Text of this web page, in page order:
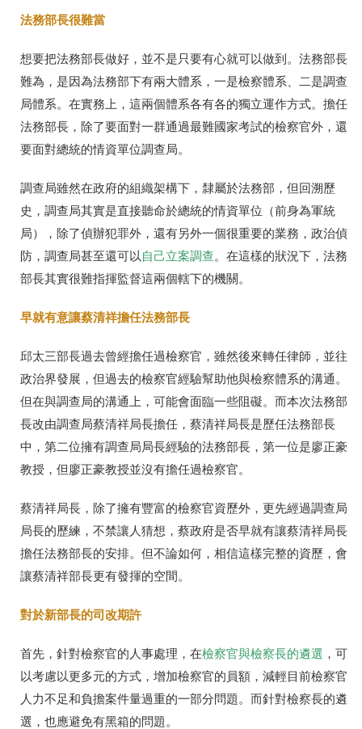
法務部長很難當
想要把法務部長做好，並不是只要有心就可以做到。法務部長
難為，是因為法務部下有兩大體系，一是檢察體系、二是調查
局體系。在實務上，這兩個體系各有各的獨立運作方式。擔任
法務部長，除了要面對一群通過最難國家考試的檢察官外，還
要面對總統的情資單位調查局。
調查局雖然在政府的組織架構下，隸屬於法務部，但回溯歷
史，調查局其實是直接聽命於總統的情資單位（前身為軍統
局），除了偵辦犯罪外，還有另外一個很重要的業務，政治偵
防，調查局甚至還可以 自己立案調查。在這樣的狀況下，法務
部長其實很難指揮監督這兩個轄下的機關。
早就有意讓蔡清祥擔任法務部長
邱太三部長過去曾經擔任過檢察官，雖然後來轉任律師，並往
政治界發展，但過去的檢察官經驗幫助他與檢察體系的溝通。
但在與調查局的溝通上，可能會面臨一些阻礙。而本次法務部
長改由調查局蔡清祥局長擔任，蔡清祥局長是歷任法務部長
中，第二位擁有調查局局長經驗的法務部長，第一位是廖正豪
教授，但廖正豪教授並沒有擔任過檢察官。
蔡清祥局長，除了擁有豐富的檢察官資歷外，更先經過調查局
局長的歷練，不禁讓人猜想，蔡政府是否早就有讓蔡清祥局長
擔任法務部長的安排。但不論如何，相信這樣完整的資歷，會
讓蔡清祥部長更有發揮的空間。
對於新部長的司改期許
首先，針對檢察官的人事處理，在檢察官與檢察長的遴選 ，可
以考慮以更多元的方式，增加檢察官的員額，減輕目前檢察官
人力不足和負擔案件量過重的一部分問題。而針對檢察長的遴
選，也應避免有黑箱的問題。